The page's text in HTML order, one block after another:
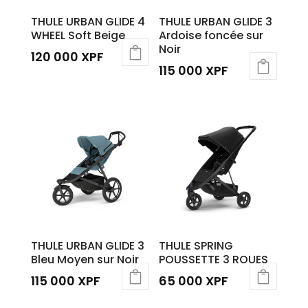
THULE URBAN GLIDE 4
WHEEL Soft Beige
120 000 XPF
THULE URBAN GLIDE 3
Ardoise foncée sur
Noir
115 000 XPF
THULE URBAN GLIDE 3
Bleu Moyen sur Noir
115 000 XPF
THULE SPRING
POUSSETTE 3 ROUES
65 000 XPF